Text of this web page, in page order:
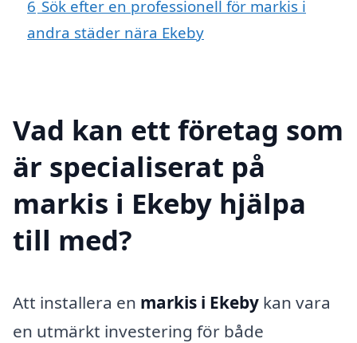
6 Sök efter en professionell för markis i
andra städer nära Ekeby
Vad kan ett företag som
är specialiserat på
markis i Ekeby hjälpa
till med?
Att installera en markis i Ekeby kan vara
en utmärkt investering för både